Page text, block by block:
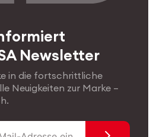
Newsletter
in die fortschrittliche
Neuigkeiten zur Marke –